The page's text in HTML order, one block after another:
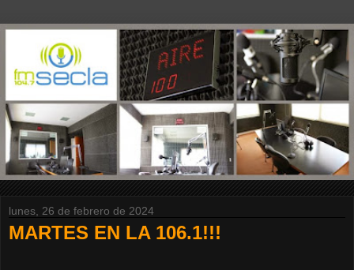
lunes, 26 de febrero de 2024
MARTES EN LA 106.1!!!